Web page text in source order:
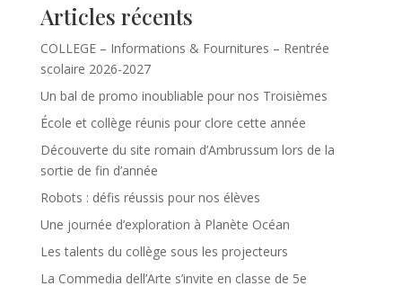
Articles récents
COLLEGE – Informations & Fournitures – Rentrée
scolaire 2026-2027
Un bal de promo inoubliable pour nos Troisièmes
École et collège réunis pour clore cette année
Découverte du site romain d’Ambrussum lors de la
sortie de fin d’année
Robots : défis réussis pour nos élèves
Une journée d’exploration à Planète Océan
Les talents du collège sous les projecteurs
La Commedia dell’Arte s’invite en classe de 5e